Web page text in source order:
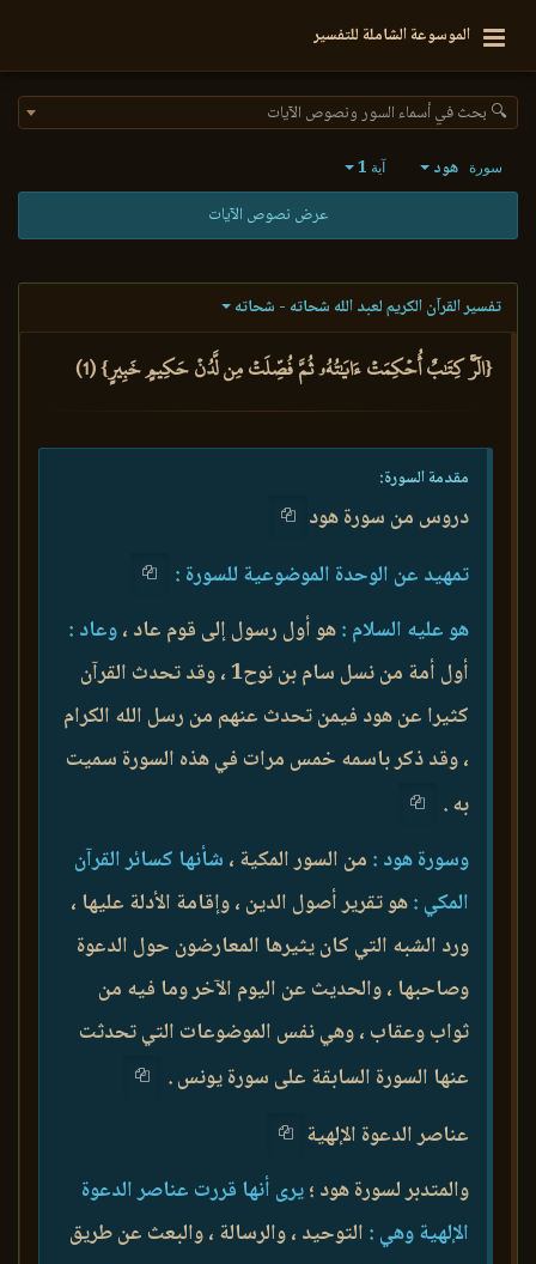
الموسوعة الشاملة للتفسير
🔍 بحث في أسماء السور ونصوص الآيات
سورة هود آية 1
عرض نصوص الآيات
تفسير القرآن الكريم لعبد الله شحاته - شحاته
{الٓرۚ كِتَٰبٌ أُحۡكِمَتۡ ءَايَٰتُهُۥ ثُمَّ فُصِّلَتۡ مِن لَّدُنۡ حَكِيمٍ خَبِيرٍ} (1)
مقدمة السورة:
دروس من سورة هود
تمهيد عن الوحدة الموضوعية للسورة :
هو عليه السلام :هو أول رسول إلى قوم عاد ،وعاد :
أول أمة من نسل سام بن نوح1 ، وقد تحدث القرآن
كثيرا عن هود فيمن تحدث عنهم من رسل الله الكرام
، وقد ذكر باسمه خمس مرات في هذه السورة سميت
به .
وسورة هود : من السور المكية ، شأنها كسائر القرآن
المكي :هو تقرير أصول الدين ، وإقامة الأدلة عليها ،
ورد الشبه التي كان يثيرها المعارضون حول الدعوة
وصاحبها ، والحديث عن اليوم الآخر وما فيه من
ثواب وعقاب ، وهي نفس الموضوعات التي تحدثت
عنها السورة السابقة على سورة يونس .
عناصر الدعوة الإلهية
والمتدبر لسورة هود ؛يرى أنها قررت عناصر الدعوة
الإلهية وهي : التوحيد ، والرسالة ، والبعث عن طريق